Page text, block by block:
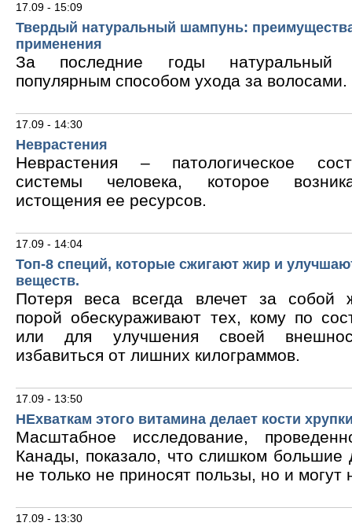
17.09 - 15:09
Твердый натуральный шампунь:
применения
За последние годы натуральный
популярным способом ухода за волосами.
17.09 - 14:30
Неврастения
Неврастения – патологическое
системы человека, которое
истощения ее ресурсов.
17.09 - 14:04
Топ-8 специй, которые сжигают жир и
веществ.
Потеря веса всегда влечет за собой
порой обескураживают тех, кому по
или для улучшения своей
избавиться от лишних килограммов.
17.09 - 13:50
НЕхваткам этого витамина делает кости
Масштабное исследование,
Канады, показало, что слишком большие
не только не приносят пользы, но и могут
17.09 - 13:30